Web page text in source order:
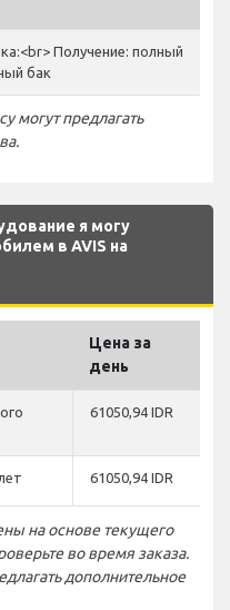
Получение: полный
бак
могут предлагать
я могу
в AVIS на
Цена за
день
61050,94 IDR
61050,94 IDR
на основе текущего
во время заказа.
дополнительное